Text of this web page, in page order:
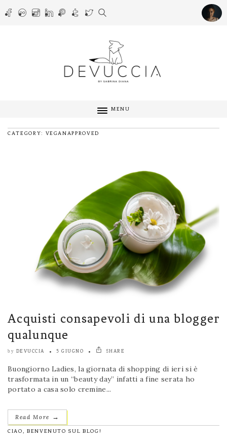
MENU
CATEGORY: VEGANAPPROVED
Acquisti consapevoli di una blogger
qualunque
by DEVUCCIA 5 GIUGNO SHARE
Buongiorno Ladies, la giornata di shopping di ieri si è
trasformata in un “beauty day” infatti a fine serata ho
portato a casa solo cremine...
Read More →
CIAO, BENVENUTO SUL BLOG!